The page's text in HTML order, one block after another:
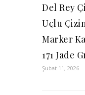
Del Rey
Uçlu
Marker
171 Jade
Şubat 11, 2026